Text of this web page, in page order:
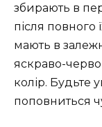
збирають в
після повного
мають в
яскраво-
колір. Будьте
поповниться